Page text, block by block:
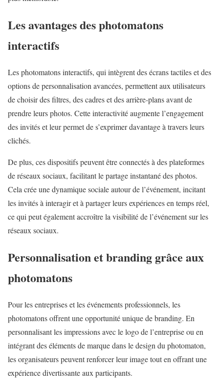
Les avantages des photomatons
interactifs
Les photomatons interactifs, qui intègrent des écrans tactiles et des
options de personnalisation avancées, permettent aux utilisateurs
de choisir des filtres, des cadres et des arrière-plans avant de
prendre leurs photos. Cette interactivité augmente l’engagement
des invités et leur permet de s’exprimer davantage à travers leurs
clichés.
De plus, ces dispositifs peuvent être connectés à des plateformes
de réseaux sociaux, facilitant le partage instantané des photos.
Cela crée une dynamique sociale autour de l’événement, incitant
les invités à interagir et à partager leurs expériences en temps réel,
ce qui peut également accroître la visibilité de l’événement sur les
réseaux sociaux.
Personnalisation et branding grâce aux
photomatons
Pour les entreprises et les événements professionnels, les
photomatons offrent une opportunité unique de branding. En
personnalisant les impressions avec le logo de l’entreprise ou en
intégrant des éléments de marque dans le design du photomaton,
les organisateurs peuvent renforcer leur image tout en offrant une
expérience divertissante aux participants.